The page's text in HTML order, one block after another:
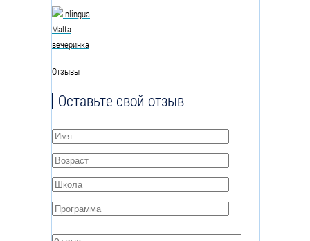
Отзывы
Оставьте свой отзыв
Имя*
Возраст*
Школа*
Программа*